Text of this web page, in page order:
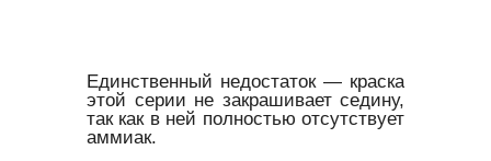
Единственный недостаток — краска
этой серии не закрашивает седину,
так как в ней полностью отсутствует
аммиак.